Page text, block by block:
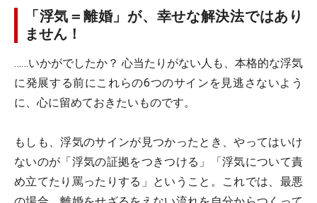
「浮気＝離婚」が、幸せな解決法ではあり
ません！
……いかがでしたか？ 心当たりがない人も、本格的な浮気
に発展する前にこれらの6つのサインを見逃さないよう
に、心に留めておきたいものです。
もしも、浮気のサインが見つかったとき、やってはいけ
ないのが「浮気の証拠をつきつける」「浮気について責
め立てたり罵ったりする」ということ。これでは、最悪